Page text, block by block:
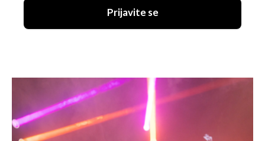
Prijavite se